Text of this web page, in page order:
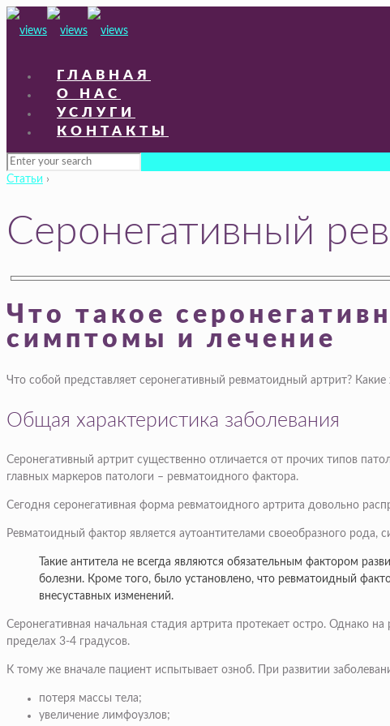
ГЛАВНАЯ
О НАС
УСЛУГИ
КОНТАКТЫ
Статьи ›
Серонегативный
Что такое
симптомы и лечение
Что собой представляет серонегативный ревматоидный артрит?
Общая характеристика заболевания
Серонегативный артрит существенно отличается от прочих типов
главных маркеров патологи – ревматоидного фактора.
Сегодня серонегативная форма ревматоидного артрита довольно
Ревматоидный фактор является аутоантителами своеобразного рода,
Такие антитела не всегда являются обязательным фактором
болезни. Кроме того, было установлено, что ревматоидный
внесуставных изменений.
Серонегативная начальная стадия артрита протекает остро. Однако
пределах 3-4 градусов.
К тому же вначале пациент испытывает озноб. При развитии
потеря массы тела;
увеличение лимфоузлов;